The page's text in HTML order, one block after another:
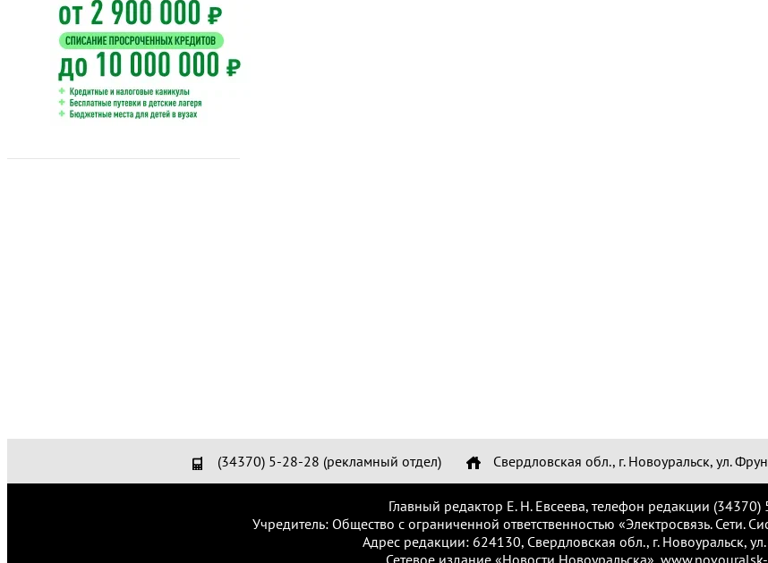
(34370) 5-28-28 (рекламный отдел) Свердловская обл., г. Новоуральск, ул.
Главный редактор Е. Н. Евсеева, телефон редакции
Учредитель: Общество с ограниченной ответственностью «Электросвязь. Сети.
Адрес редакции: 624130, Свердловская обл., г. Новоуральск,